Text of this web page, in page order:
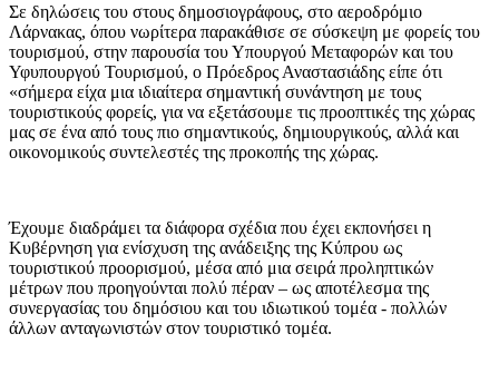
Σε δηλώσεις του στους δημοσιογράφους, στο αεροδρόμιο
Λάρνακας, όπου νωρίτερα παρακάθισε σε σύσκεψη με φορείς του
τουρισμού, στην παρουσία του Υπουργού Μεταφορών και του
Υφυπουργού Τουρισμού, ο Πρόεδρος Αναστασιάδης είπε ότι
«σήμερα είχα μια ιδιαίτερα σημαντική συνάντηση με τους
τουριστικούς φορείς, για να εξετάσουμε τις προοπτικές της χώρας
μας σε ένα από τους πιο σημαντικούς, δημιουργικούς, αλλά και
οικονομικούς συντελεστές της προκοπής της χώρας.
Έχουμε διαδράμει τα διάφορα σχέδια που έχει εκπονήσει η
Κυβέρνηση για ενίσχυση της ανάδειξης της Κύπρου ως
τουριστικού προορισμού, μέσα από μια σειρά προληπτικών
μέτρων που προηγούνται πολύ πέραν – ως αποτέλεσμα της
συνεργασίας του δημόσιου και του ιδιωτικού τομέα - πολλών
άλλων ανταγωνιστών στον τουριστικό τομέα.